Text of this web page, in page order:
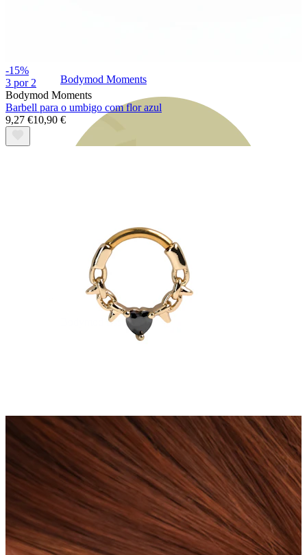
Bodymod Moments
Bodymod Essentials
Comprar por tipo
Tipo de joia
-15%
3 por 2
Bodymod Moments
Barbell para o umbigo com flor azul
9,27 €10,90 €